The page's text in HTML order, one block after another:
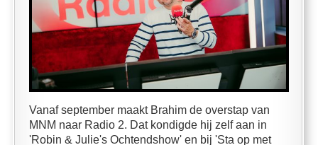
Vanaf september maakt Brahim de overstap van
MNM naar Radio 2. Dat kondigde hij zelf aan in
'Robin & Julie's Ochtendshow' en bij 'Sta op met